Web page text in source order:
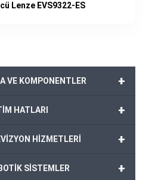
Lenze EVS9322-ES
+
VE KOMPONENTLER
+
HATLARI
+
HİZMETLERİ
+
SİSTEMLER